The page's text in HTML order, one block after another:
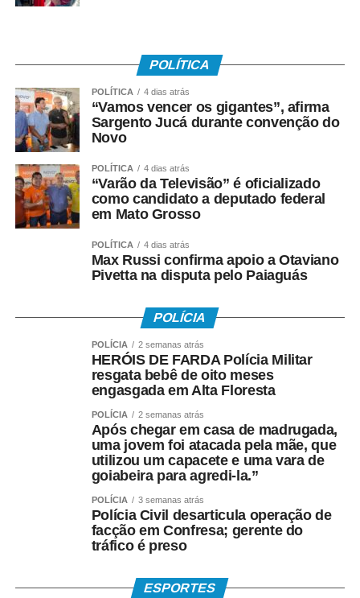
POLÍTICA
POLÍTICA 4 dias atrás
“Vamos vencer os gigantes”, afirma
Sargento Jucá durante convenção do
Novo
POLÍTICA 4 dias atrás
“Varão da Televisão” é oficializado
como candidato a deputado federal
em Mato Grosso
POLÍTICA 4 dias atrás
Max Russi confirma apoio a Otaviano
Pivetta na disputa pelo Paiaguás
POLÍCIA
POLÍCIA 2 semanas atrás
HERÓIS DE FARDA Polícia Militar
resgata bebê de oito meses
engasgada em Alta Floresta
POLÍCIA 2 semanas atrás
Após chegar em casa de madrugada,
uma jovem foi atacada pela mãe, que
utilizou um capacete e uma vara de
goiabeira para agredi-la.”
POLÍCIA 3 semanas atrás
Polícia Civil desarticula operação de
facção em Confresa; gerente do
tráfico é preso
ESPORTES